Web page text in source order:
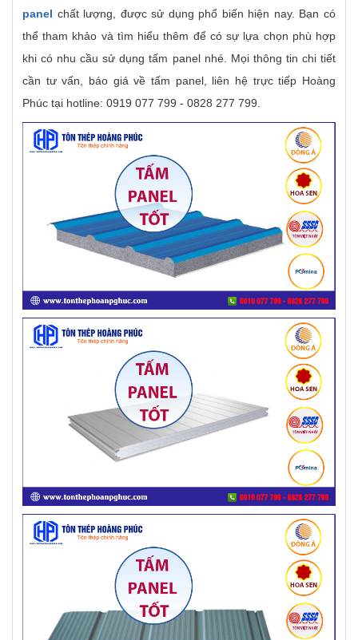
panel chất lượng, được sử dụng phổ biến hiện nay. Bạn có
thể tham khảo và tìm hiểu thêm để có sự lựa chọn phù hợp
khi có nhu cầu sử dụng tấm panel nhé. Mọi thông tin chi tiết
cần tư vấn, báo giá về tấm panel, liên hệ trực tiếp Hoàng
Phúc tại hotline: 0919 077 799 - 0828 277 799.